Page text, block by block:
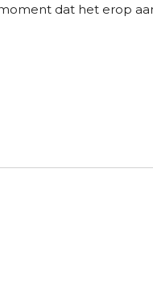
dat het erop